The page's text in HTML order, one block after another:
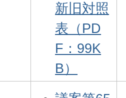
新旧対照
表（PD
F：99K
B）